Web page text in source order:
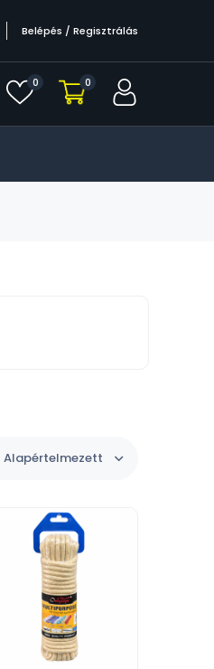
Belépés / Regisztrálás
0 0
Alapértelmezett